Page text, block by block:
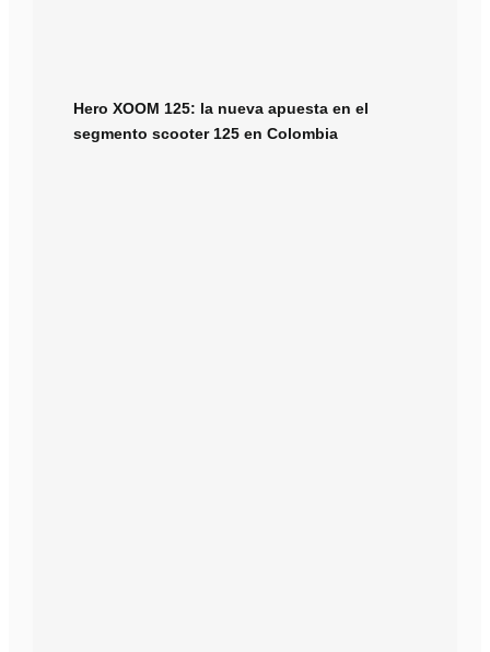
Hero XOOM 125: la nueva apuesta en el
segmento scooter 125 en Colombia